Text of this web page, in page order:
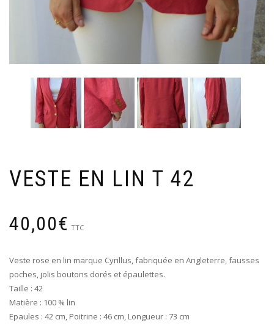
VESTE EN LIN T 42
40,00€ TTC
Veste rose en lin marque Cyrillus, fabriquée en Angleterre, fausses
poches, jolis boutons dorés et épaulettes.
Taille : 42
Matière : 100 % lin
Epaules : 42 cm, Poitrine : 46 cm, Longueur : 73 cm